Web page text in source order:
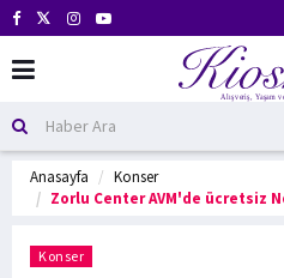
Anasayfa
Konser
Zorlu Center AVM'de ücretsiz
Konser